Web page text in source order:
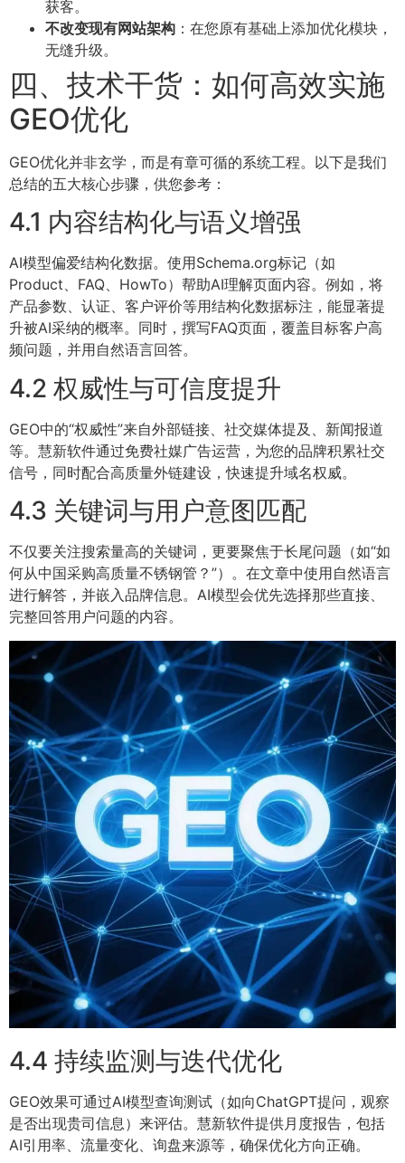
获客。
不改变现有网站架构 ：在您原有基础上添加优化模块，
无缝升级。
四、技术干货：如何高效实施
GEO优化
GEO优化并非玄学，而是有章可循的系统工程。以下是我们
总结的五大核心步骤，供您参考：
4.1 内容结构化与语义增强
AI模型偏爱结构化数据。使用Schema.org标记（如
Product、FAQ、HowTo）帮助AI理解页面内容。例如，将
产品参数、认证、客户评价等用结构化数据标注，能显著提
升被AI采纳的概率。同时，撰写FAQ页面，覆盖目标客户高
频问题，并用自然语言回答。
4.2 权威性与可信度提升
GEO中的“权威性”来自外部链接、社交媒体提及、新闻报道
等。慧新软件通过免费社媒广告运营，为您的品牌积累社交
信号，同时配合高质量外链建设，快速提升域名权威。
4.3 关键词与用户意图匹配
不仅要关注搜索量高的关键词，更要聚焦于长尾问题（如“如
何从中国采购高质量不锈钢管？”）。在文章中使用自然语言
进行解答，并嵌入品牌信息。AI模型会优先选择那些直接、
完整回答用户问题的内容。
4.4 持续监测与迭代优化
GEO效果可通过AI模型查询测试（如向ChatGPT提问，观察
是否出现贵司信息）来评估。慧新软件提供月度报告，包括
AI引用率、流量变化、询盘来源等，确保优化方向正确。